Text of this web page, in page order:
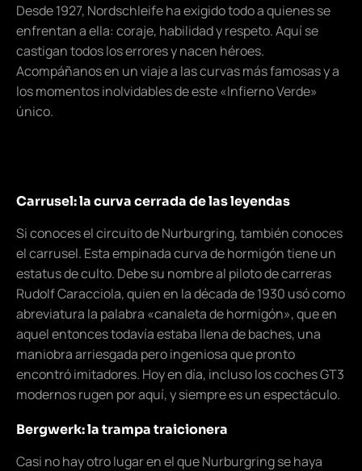
Desde 1927, Nordschleife ha exigido todo a quienes se
enfrentan a ella: coraje, habilidad y respeto. Aquí se
castigan todos los errores y nacen héroes.
Acompáñanos en un viaje a las curvas más famosas y a
los momentos inolvidables de este «Infierno Verde»
único.
Carrusel: la curva cerrada de las leyendas
Si conoces el circuito de Nurburgring, también conoces
el carrusel. Esta empinada curva de hormigón tiene un
estatus de culto. Debe su nombre al piloto de carreras
Rudolf Caracciola, quien en la década de 1930 usó como
abreviatura la palabra «canaleta de hormigón», que en
aquel entonces todavía estaba llena de baches, una
maniobra arriesgada pero ingeniosa que pronto
encontró imitadores. Hoy en día, incluso los coches GT3
modernos rugen por aquí, y siempre es un espectáculo.
Bergwerk: la trampa traicionera
Casi no hay otro lugar en el que Nurburgring se haya